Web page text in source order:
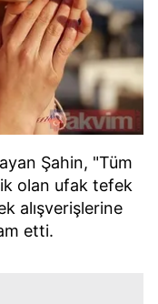
Şahin, "Tüm
olan ufak tefek
alışverişlerine
etti.